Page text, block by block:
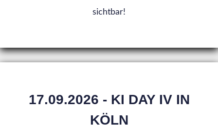
sichtbar!
17.09.2026 - KI DAY IV IN
KÖLN